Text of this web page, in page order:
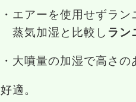
・エアーを使用せずラ
蒸気加湿と比較し ラン
・大噴量の加湿で高さ
好適。